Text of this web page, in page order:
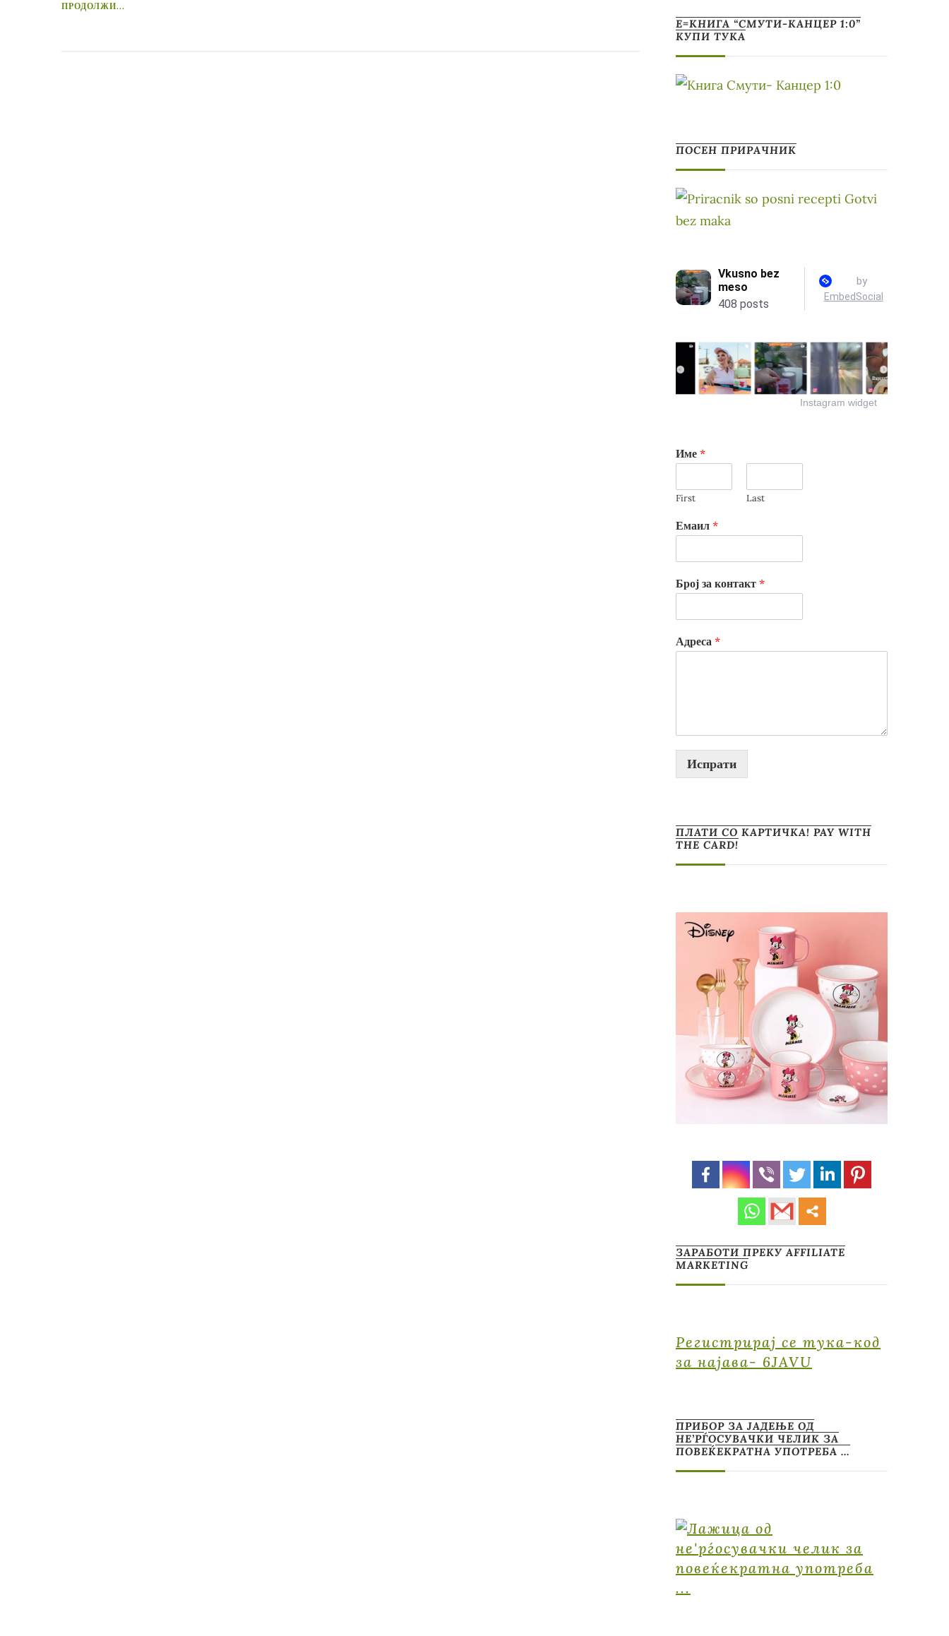
ПРОДОЛЖИ...
Е=КНИГА “СМУТИ-КАНЦЕР 1:0”
КУПИ ТУКА
ПОСЕН ПРИРАЧНИК
Instagram widget
Име *
First Last
Емаил *
Број за контакт *
Адреса *
Испрати
ПЛАТИ СО КАРТИЧКА! PAY WITH
THE CARD!
ЗАРАБОТИ ПРЕКУ AFFILIATE
MARKETING
Регистрирај се тука-код
за најава- 6JAVU
ПРИБОР ЗА ЈАДЕЊЕ ОД
НЕ’РЃОСУВАЧКИ ЧЕЛИК ЗА
ПОВЕЌЕКРАТНА УПОТРЕБА …